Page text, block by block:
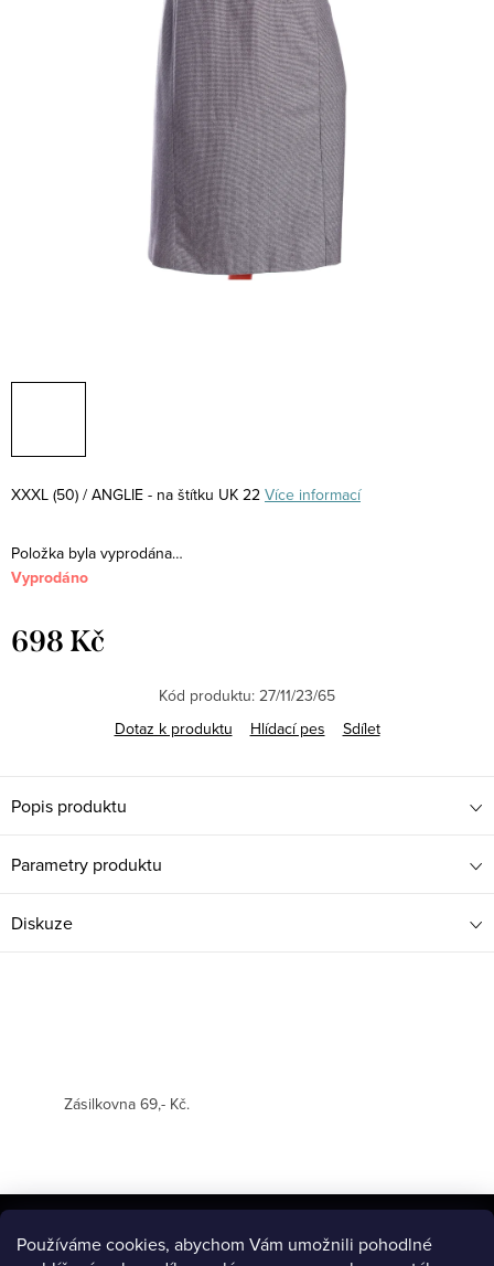
Používáme cookies, abychom Vám umožnili pohodlné
XXXL (50) / ANGLIE - na štítku UK 22 Více informací
Položka byla vyprodána…
Vyprodáno
698 Kč
Kód produktu: 27/11/23/65
Dotaz k produktu
Hlídací pes Sdílet
Popis produktu
Parametry produktu
Diskuze
Zásilkovna 69,- Kč.
Z